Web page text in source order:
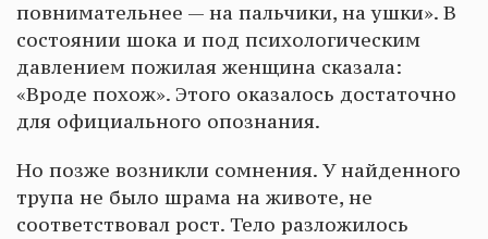
повнимательнее — на пальчики, на ушки». В
состоянии шока и под психологическим
давлением пожилая женщина сказала:
«Вроде похож». Этого оказалось достаточно
для официального опознания.
Но позже возникли сомнения. У найденного
трупа не было шрама на животе, не
соответствовал рост. Тело разложилось